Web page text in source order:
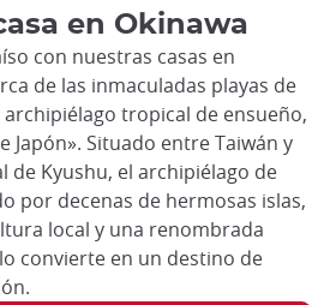
en Okinawa
con nuestras casas en
de las inmaculadas playas de
tropical de ensueño,
Japón». Situado entre Taiwán y
de Kyushu, el archipiélago de
por decenas de hermosas islas,
local y una renombrada
convierte en un destino de